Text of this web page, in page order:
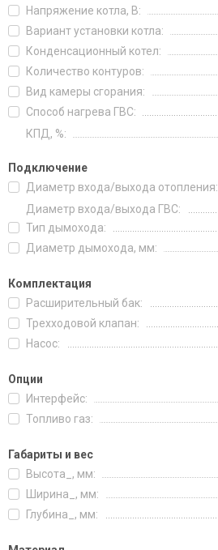
Напряжение котла, В:
Вариант установки котла:
Конденсационный котел:
Количество контуров:
Вид камеры сгорания:
Способ нагрева ГВС:
КПД, %:
Подключение
Диаметр входа/выхода отопления:
Диаметр входа/выхода ГВС:
Тип дымохода:
Диаметр дымохода, мм:
Комплектация
Расширительный бак:
Трехходовой клапан:
Насос:
Опции
Интерфейс:
Топливо газ:
Габариты и вес
Высота_, мм:
Ширина_, мм:
Глубина_, мм: